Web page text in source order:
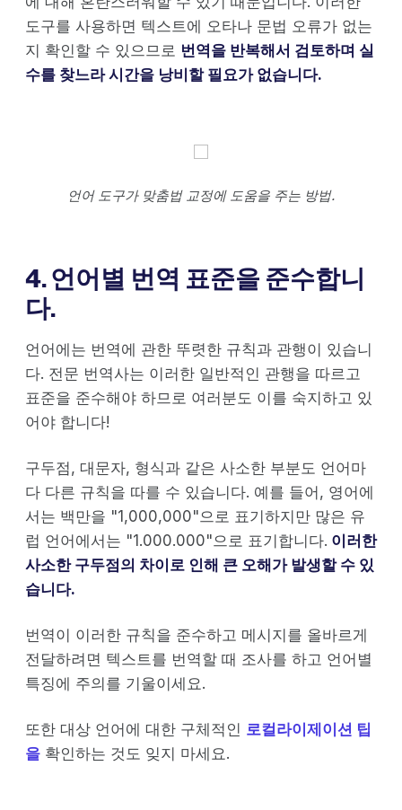
도구를 사용하면 텍스트에 오타나 문법 오류가 없는
지 확인할 수 있으므로 번역을 반복해서 검토하며 실
수를 찾느라 시간을 낭비할 필요가 없습니다.
언어 도구가 맞춤법 교정에 도움을 주는 방법.
4. 언어별 번역 표준을 준수합니
다.
언어에는 번역에 관한 뚜렷한 규칙과 관행이 있습니
다. 전문 번역사는 이러한 일반적인 관행을 따르고
표준을 준수해야 하므로 여러분도 이를 숙지하고 있
어야 합니다!
구두점, 대문자, 형식과 같은 사소한 부분도 언어마
다 다른 규칙을 따를 수 있습니다. 예를 들어, 영어에
서는 백만을 "1,000,000"으로 표기하지만 많은 유
럽 언어에서는 "1.000.000"으로 표기합니다. 이러한
사소한 구두점의 차이로 인해 큰 오해가 발생할 수 있
습니다.
번역이 이러한 규칙을 준수하고 메시지를 올바르게
전달하려면 텍스트를 번역할 때 조사를 하고 언어별
특징에 주의를 기울이세요.
또한 대상 언어에 대한 구체적인 로컬라이제이션 팁
을 확인하는 것도 잊지 마세요.